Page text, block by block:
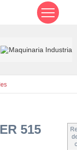
Maquinaria Industrial
515